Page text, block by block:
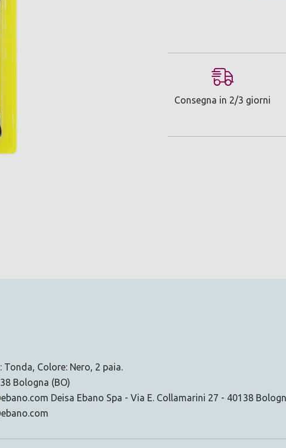
Consegna in 2/3 giorni
Tonda, Colore: Nero, 2 paia.
Bologna (BO)
Deisa Ebano Spa - Via E. Collamarini 27 - 40138